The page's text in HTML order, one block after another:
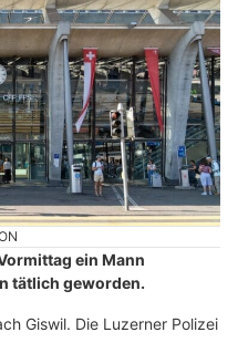
ein Mann
tätlich geworden.
Giswil. Die Luzerner Polizei